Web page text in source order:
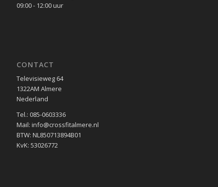
09:00 - 12:00 uur
CONTACT
Televisieweg 64
1322AM Almere
Nederland
Tel.: 085-0603336
Mail: info@crossfitalmere.nl
BTW: NL850713894B01
KvK: 53026772